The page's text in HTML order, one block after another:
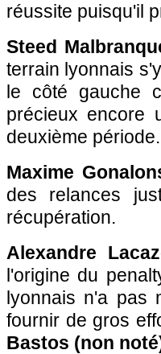
réussite puisqu'il
Steed
terrain lyonnais
le côté gauche
précieux encore
deuxième période.
Maxime
des relances
récupération.
Alexandre
l'origine du
lyonnais n'a pas
fournir de gros
Bastos (non